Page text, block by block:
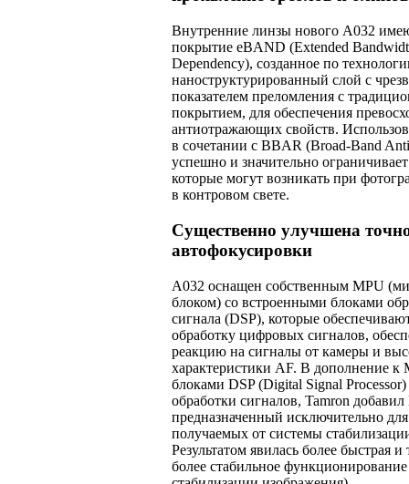
Внутренние линзы нового A032
покрытие eBAND (Extended
Dependency), созданное по
наноструктурированный слой с
показателем преломления с
покрытием, для обеспечения
антиотражающих свойств.
в сочетании с BBAR (Broad-Band
успешно и значительно
которые могут возникать при
в контровом свете.
Существенно улучшена
автофокусировки
A032 оснащен собственным MPU
блоком) со встроенными блоками
сигнала (DSP), которые
обработку цифровых сигналов,
реакцию на сигналы от камеры и
характеристики AF. В дополнение к
блоками DSP (Digital Signal
обработки сигналов, Tamron
предназначенный исключительно
получаемых от системы
Результатом явилась более быстрая
более стабильное